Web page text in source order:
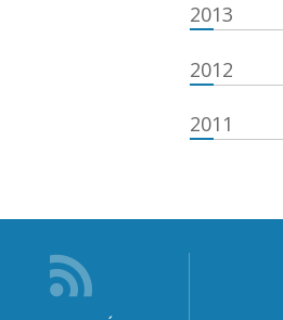
2013
2012
2011